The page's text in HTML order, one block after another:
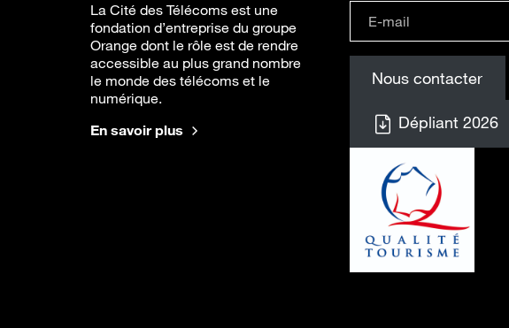
La Cité des Télécoms est une
fondation d’entreprise du groupe
Orange dont le rôle est de rendre
accessible au plus grand nombre
le monde des télécoms et le
numérique.
En savoir plus
Nous contacter
Dépliant 2026